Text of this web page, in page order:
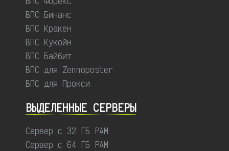
ВПС Бинанс
ВПС Кракен
ВПС Кукойн
ВПС Байбит
ВПС для Zennoposter
ВПС для Прокси
ВЫДЕЛЕННЫЕ CЕРВЕРЫ
Сервер с 32 ГБ РАМ
Сервер с 64 ГБ РАМ